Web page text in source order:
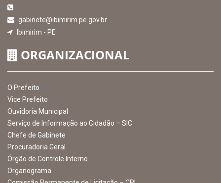
gabinete@ibimirim.pe.gov.br
Ibimirim - PE
ORGANIZACIONAL
O Prefeito
Vice Prefeito
Ouvidoria Municipal
Serviço de Informação ao Cidadão – SIC
Chefe de Gabinete
Procuradoria Geral
Órgão de Controle Interno
Organograma